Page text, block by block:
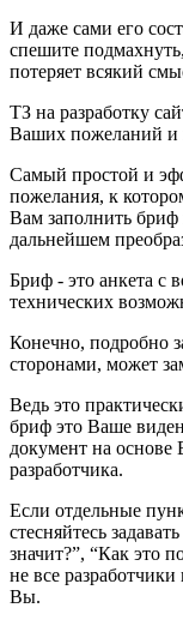
И даже сами его
спешите
потеряет всякий
ТЗ на разработку
Ваших пожеланий и
Самый простой и
пожелания, к
Вам заполнить бриф
дальнейшем
Бриф - это анкета с
технических
Конечно, подробно
сторонами, может
Ведь это
бриф это Ваше
документ на
разработчика.
Если отдельные
стесняйтесь
значит?”, “Как это
не все
Вы.